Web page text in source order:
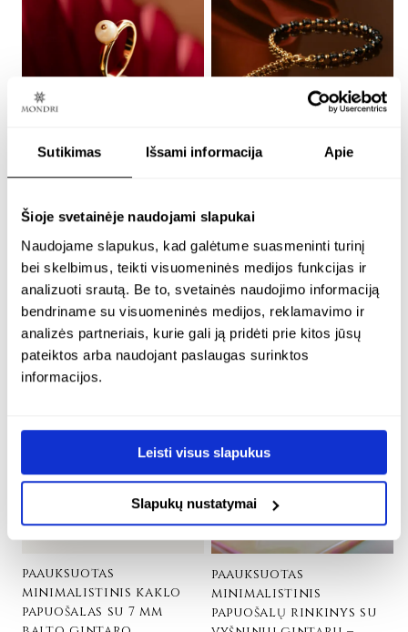
Sutikimas Išsami informacija Apie
Šioje svetainėje naudojami slapukai
Naudojame slapukus, kad galėtume suasmeninti turinį
bei skelbimus, teikti visuomeninės medijos funkcijas ir
analizuoti srautą. Be to, svetainės naudojimo informaciją
bendriname su visuomeninės medijos, reklamavimo ir
analizės partneriais, kurie gali ją pridėti prie kitos jūsų
pateiktos arba naudojant paslaugas surinktos
informacijos.
Leisti visus slapukus
Slapukų nustatymai
royal white
24K paauksuotas sidabras
€256.00
reguliuojamo dydžio
facetuotu gintaru –
chain bliss
€164.00
paauksuotas
minimalistinis kaklo
papuošalas su 7 mm
paauksuotas
minimalistinis
papuošalų rinkinys su